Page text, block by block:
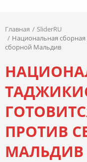
Главная
SliderRU
Национальная сборная
сборной Мальдив
ПРОТИВ
МАЛЬДИВ